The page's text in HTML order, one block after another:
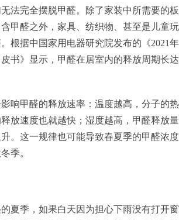
法完全摆脱甲醛。除了家装中所需要的板
甲醛之外，家具、纺织物、甚至是儿童玩
根据中国家用电器研究院发布的《2021年
书》显示，甲醛在居室内的释放周期长达
响甲醛的释放速率：温度越高，分子的热
放速度也就越快；湿度越高，甲醛释放量
。这一规律也可能导致春夏季的甲醛浓度
季。
夏季，如果白天因为担心下雨没有打开窗